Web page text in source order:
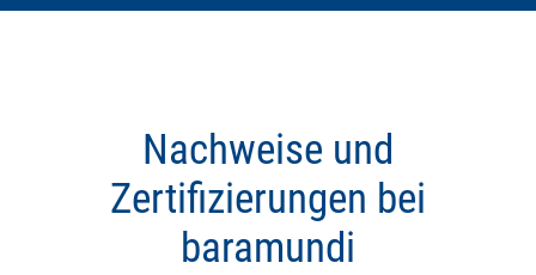
Nachweise und
Zertifizierungen bei
baramundi